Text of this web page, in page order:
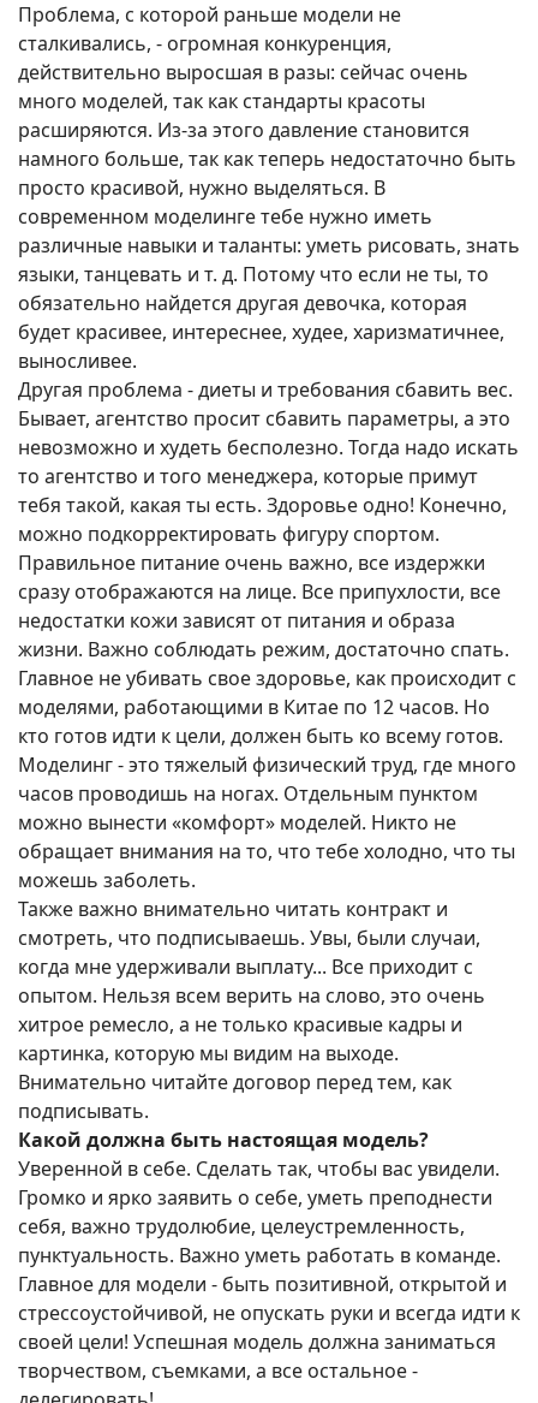
Проблема, с которой раньше модели не
сталкивались, - огромная конкуренция,
действительно выросшая в разы: сейчас очень
много моделей, так как стандарты красоты
расширяются. Из-за этого давление становится
намного больше, так как теперь недостаточно быть
просто красивой, нужно выделяться. В
современном моделинге тебе нужно иметь
различные навыки и таланты: уметь рисовать, знать
языки, танцевать и т. д. Потому что если не ты, то
обязательно найдется другая девочка, которая
будет красивее, интереснее, худее, харизматичнее,
выносливее.
Другая проблема - диеты и требования сбавить вес.
Бывает, агентство просит сбавить параметры, а это
невозможно и худеть бесполезно. Тогда надо искать
то агентство и того менеджера, которые примут
тебя такой, какая ты есть. Здоровье одно! Конечно,
можно подкорректировать фигуру спортом.
Правильное питание очень важно, все издержки
сразу отображаются на лице. Все припухлости, все
недостатки кожи зависят от питания и образа
жизни. Важно соблюдать режим, достаточно спать.
Главное не убивать свое здоровье, как происходит с
моделями, работающими в Китае по 12 часов. Но
кто готов идти к цели, должен быть ко всему готов.
Моделинг - это тяжелый физический труд, где много
часов проводишь на ногах. Отдельным пунктом
можно вынести «комфорт» моделей. Никто не
обращает внимания на то, что тебе холодно, что ты
можешь заболеть.
Также важно внимательно читать контракт и
смотреть, что подписываешь. Увы, были случаи,
когда мне удерживали выплату... Все приходит с
опытом. Нельзя всем верить на слово, это очень
хитрое ремесло, а не только красивые кадры и
картинка, которую мы видим на выходе.
Внимательно читайте договор перед тем, как
подписывать.
Какой должна быть настоящая модель?
Уверенной в себе. Сделать так, чтобы вас увидели.
Громко и ярко заявить о себе, уметь преподнести
себя, важно трудолюбие, целеустремленность,
пунктуальность. Важно уметь работать в команде.
Главное для модели - быть позитивной, открытой и
стрессоустойчивой, не опускать руки и всегда идти к
своей цели! Успешная модель должна заниматься
творчеством, съемками, а все остальное -